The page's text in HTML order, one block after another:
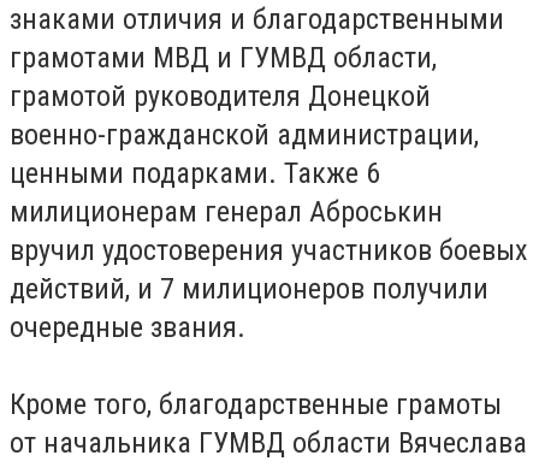
знаками отличия и благодарственными
грамотами МВД и ГУМВД области,
грамотой руководителя Донецкой
военно-гражданской администрации,
ценными подарками. Также 6
милиционерам генерал Аброськин
вручил удостоверения участников боевых
действий, и 7 милиционеров получили
очередные звания.
Кроме того, благодарственные грамоты
от начальника ГУМВД области Вячеслава